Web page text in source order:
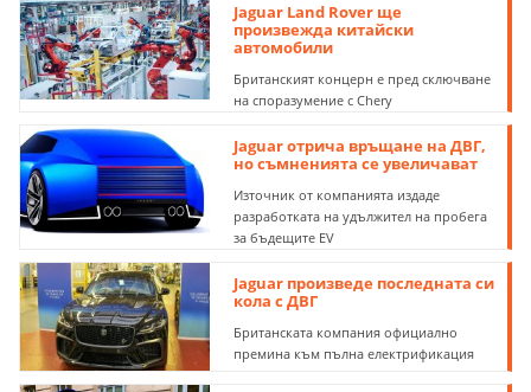
Jaguar Land Rover ще
произвежда китайски
автомобили
Британският концерн е пред сключване
на споразумение с Chery
Jaguar отрича връщане на ДВГ,
но съмненията се увеличават
Източник от компанията издаде
разработката на удължител на пробега
за бъдещите EV
Jaguar произведе последната си
кола с ДВГ
Британската компания официално
премина към пълна електрификация